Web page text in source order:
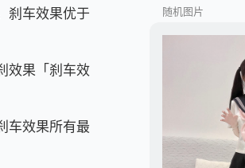
刹车效果优于
效果「刹车效
车效果所有最
随机图片